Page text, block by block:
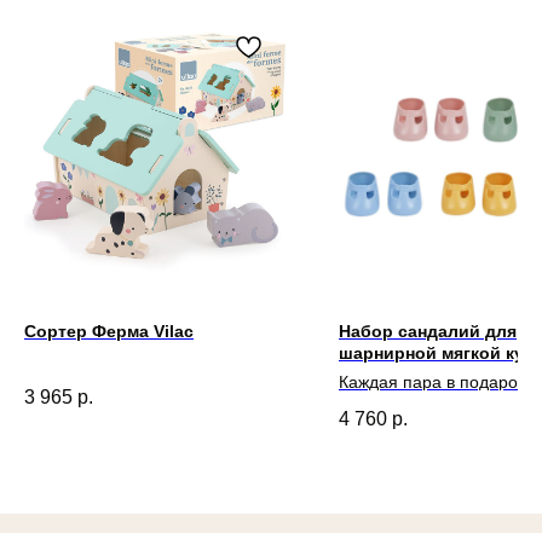
Сортер Ферма Vilac
3 965 р.
Набор сандалий для
шарнирной мягкой
Ella
Каждая пара в
4 760 р.